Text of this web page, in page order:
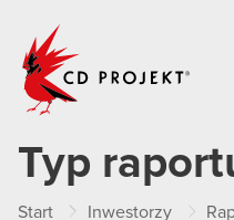
Typ
Start Inwestorzy